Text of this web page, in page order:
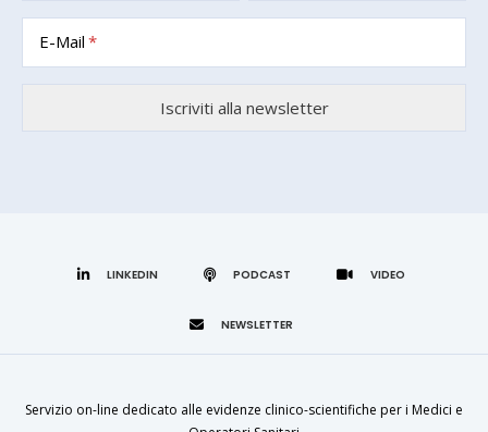
E-Mail
LINKEDIN
Servizio on-line dedicato alle evidenze clinico-scientifiche per i Medici e